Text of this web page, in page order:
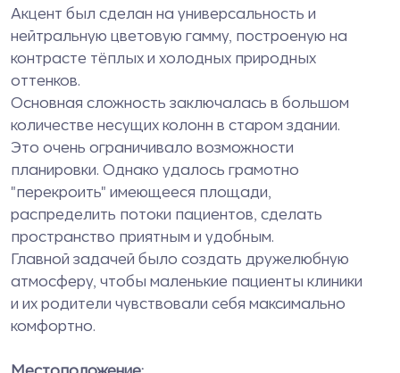
Акцент был сделан на универсальность и
нейтральную цветовую гамму, построеную на
контрасте тёплых и холодных природных
оттенков.
Основная сложность заключалась в большом
количестве несущих колонн в старом здании.
Это очень ограничивало возможности
планировки. Однако удалось грамотно
"перекроить" имеющееся площади,
распределить потоки пациентов, сделать
пространство приятным и удобным.
Главной задачей было создать дружелюбную
атмосферу, чтобы маленькие пациенты клиники
и их родители чувствовали себя максимально
комфортно.